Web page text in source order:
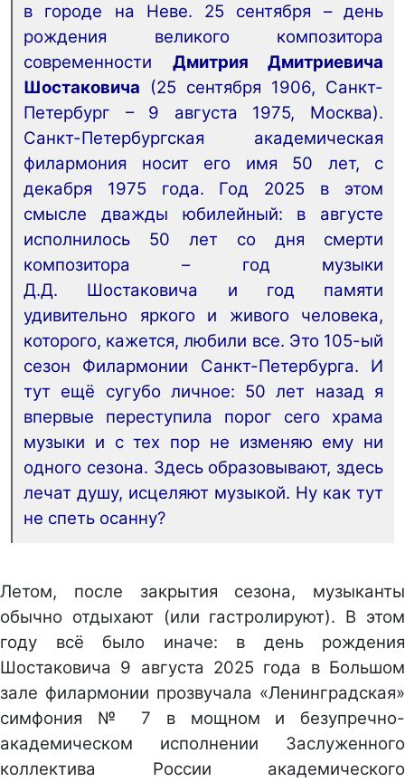
в городе на Неве. 25 сентября – день
рождения великого композитора
современности Дмитрия Дмитриевича
Шостаковича (25 сентября 1906, Санкт-
Петербург – 9 августа 1975, Москва).
Санкт-Петербургская академическая
филармония носит его имя 50 лет, с
декабря 1975 года. Год 2025 в этом
смысле дважды юбилейный: в августе
исполнилось 50 лет со дня смерти
композитора – год музыки
Д.Д. Шостаковича и год памяти
удивительно яркого и живого человека,
которого, кажется, любили все. Это 105-ый
сезон Филармонии Санкт-Петербурга. И
тут ещё сугубо личное: 50 лет назад я
впервые переступила порог сего храма
музыки и с тех пор не изменяю ему ни
одного сезона. Здесь образовывают, здесь
лечат душу, исцеляют музыкой. Ну как тут
не спеть осанну?
Летом, после закрытия сезона, музыканты
обычно отдыхают (или гастролируют). В этом
году всё было иначе: в день рождения
Шостаковича 9 августа 2025 года в Большом
зале филармонии прозвучала «Ленинградская»
симфония № 7 в мощном и безупречно-
академическом исполнении Заслуженного
коллектива России академического